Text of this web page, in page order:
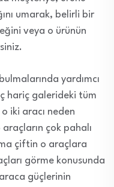
umarak, belirli bir
veya o ürünün
yardımcı
hariç galerideki tüm
iki aracı neden
çok pahalı
çiftin o araçlara
görme konusunda
güçlerinin